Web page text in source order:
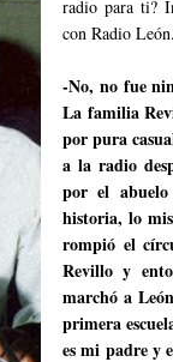
radio para ti?
con Radio León.
-No, no fue
La familia
por pura
a la radio
por el
historia, lo
rompió el
Revillo y
marchó a
primera
es mi padre y